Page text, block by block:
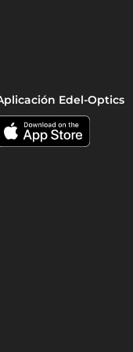
Edel-Optics